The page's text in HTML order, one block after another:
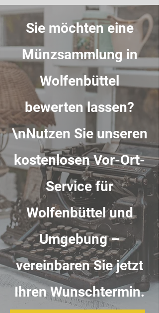
Sie möchten eine
Münzsammlung in
Wolfenbüttel
bewerten lassen?
\nNutzen Sie unseren
kostenlosen Vor-Ort-
Service für
Wolfenbüttel und
Umgebung –
vereinbaren Sie jetzt
Ihren Wunschtermin.